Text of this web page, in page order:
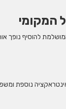
המקומי
להוסיף נופך
נוספת